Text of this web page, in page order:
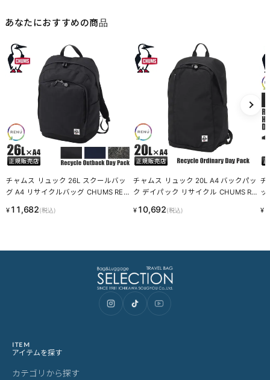
あなたにおすすめの商品
チャムス リュック 26L スクールバッ
グ A4 リサイクルバッグ CHUMS REC
¥ 11,682(税込)
チャムス リュック 20L A4 バックパッ
ク デイパック リサイクル CHUMS RE
¥ 10,692(税込)
チ
ッ
¥
ITEM
アイテムを探す
カテゴリから探す